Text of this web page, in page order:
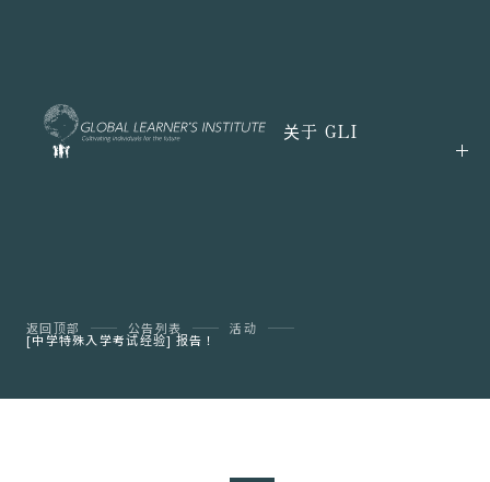
关于 GLI
返回顶部 公告列表 活动
[中学特殊入学考试经验] 报告！